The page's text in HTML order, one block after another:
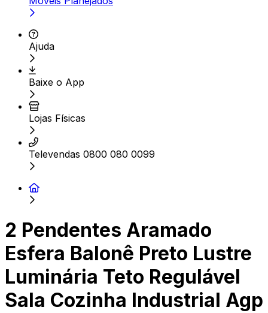
Ajuda
Baixe o App
Lojas Físicas
Televendas 0800 080 0099
2 Pendentes Aramado
Esfera Balonê Preto Lustre
Luminária Teto Regulável
Sala Cozinha Industrial Agp